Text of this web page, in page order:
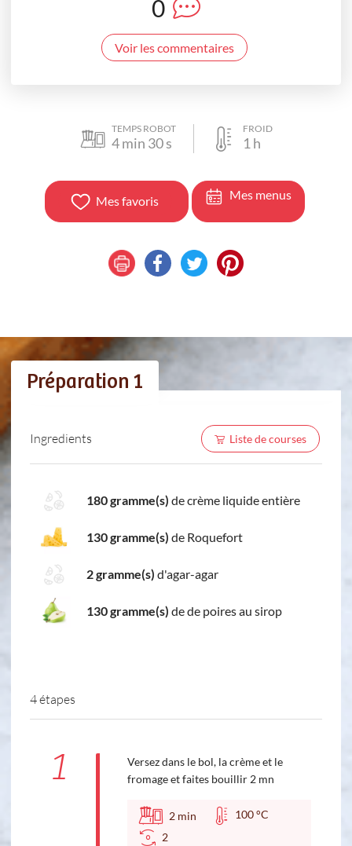
0
Voir les commentaires
TEMPS ROBOT
4min 30s
FROID
1 h
Mes favoris Mes menus
Préparation 1
Ingredients Liste de courses
180 gramme(s) de crème liquide entière
130 gramme(s) de Roquefort
2 gramme(s) d'agar-agar
130 gramme(s) de de poires au sirop
4 étapes
1
Versez dans le bol, la crème et le
fromage et faites bouillir 2 mn
2 min
100 °C
2